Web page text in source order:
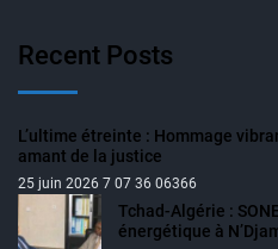
Recent Posts
L’ultime étreinte : Hommage
amant de la justice
25 juin 2026 7 07 36 06366
Tchad-Algérie :
énergétique à